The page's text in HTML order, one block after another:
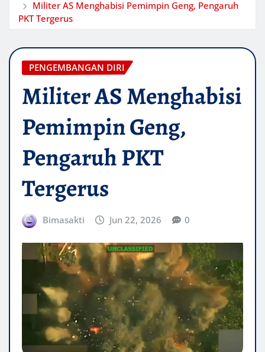
Militer AS Menghabisi Pemimpin Geng, Pengaruh
PKT Tergerus
PENGEMBANGAN DIRI
Militer AS Menghabisi
Pemimpin Geng,
Pengaruh PKT
Tergerus
Bimasakti Jun 22, 2026 0